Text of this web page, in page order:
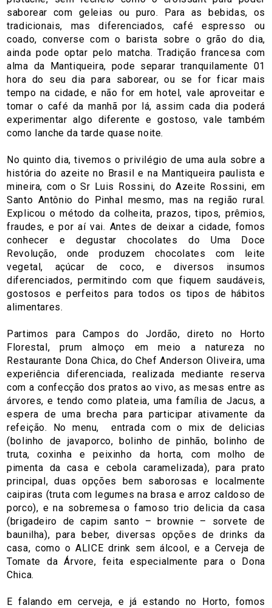
saborear com geleias ou puro. Para as bebidas, os
tradicionais, mas diferenciados, café espresso ou
coado, converse com o barista sobre o grão do dia,
ainda pode optar pelo matcha. Tradição francesa com
alma da Mantiqueira, pode separar tranquilamente 01
hora do seu dia para saborear, ou se for ficar mais
tempo na cidade, e não for em hotel, vale aproveitar e
tomar o café da manhã por lá, assim cada dia poderá
experimentar algo diferente e gostoso, vale também
como lanche da tarde quase noite.
No quinto dia, tivemos o privilégio de uma aula sobre a
história do azeite no Brasil e na Mantiqueira paulista e
mineira, com o Sr Luis Rossini, do Azeite Rossini, em
Santo Antônio do Pinhal mesmo, mas na região rural.
Explicou o método da colheita, prazos, tipos, prêmios,
fraudes, e por aí vai. Antes de deixar a cidade, fomos
conhecer e degustar chocolates do Uma Doce
Revolução, onde produzem chocolates com leite
vegetal, açúcar de coco, e diversos insumos
diferenciados, permitindo com que fiquem saudáveis,
gostosos e perfeitos para todos os tipos de hábitos
alimentares.
Partimos para Campos do Jordão, direto no Horto
Florestal, prum almoço em meio a natureza no
Restaurante Dona Chica, do Chef Anderson Oliveira, uma
experiência diferenciada, realizada mediante reserva
com a confecção dos pratos ao vivo, as mesas entre as
árvores, e tendo como plateia, uma família de Jacus, a
espera de uma brecha para participar ativamente da
refeição. No menu, entrada com o mix de delicias
(bolinho de javaporco, bolinho de pinhão, bolinho de
truta, coxinha e peixinho da horta, com molho de
pimenta da casa e cebola caramelizada), para prato
principal, duas opções bem saborosas e localmente
caipiras (truta com legumes na brasa e arroz caldoso de
porco), e na sobremesa o famoso trio delicia da casa
(brigadeiro de capim santo – brownie – sorvete de
baunilha), para beber, diversas opções de drinks da
casa, como o ALICE drink sem álcool, e a Cerveja de
Tomate da Árvore, feita especialmente para o Dona
Chica.
E falando em cerveja, e já estando no Horto, fomos